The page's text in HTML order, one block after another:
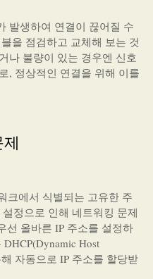
발생하여 연결이 끊어질 수
을 점검하고 교체해 보는 것
나 불량이 있는 경우엔 신호
, 정상적인 연결을 위해 이를
크에서 식별되는 고유한 주
정으로 인해 네트워킹 문제
선 올바른 IP 주소를 설정하
Host
자동으로 IP 주소를 할당받